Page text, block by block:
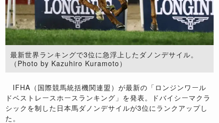
最新世界ランキングで3位に急浮上したダノンデサイル。
（Photo by Kazuhiro Kuramoto）
IFHA（国際競馬統括機関連盟）が最新の「ロンジンワール
ドベストレースホースランキング」を発表。ドバイシーマクラ
シックを制した日本馬ダノンデサイルが3位にランクアップし
た。